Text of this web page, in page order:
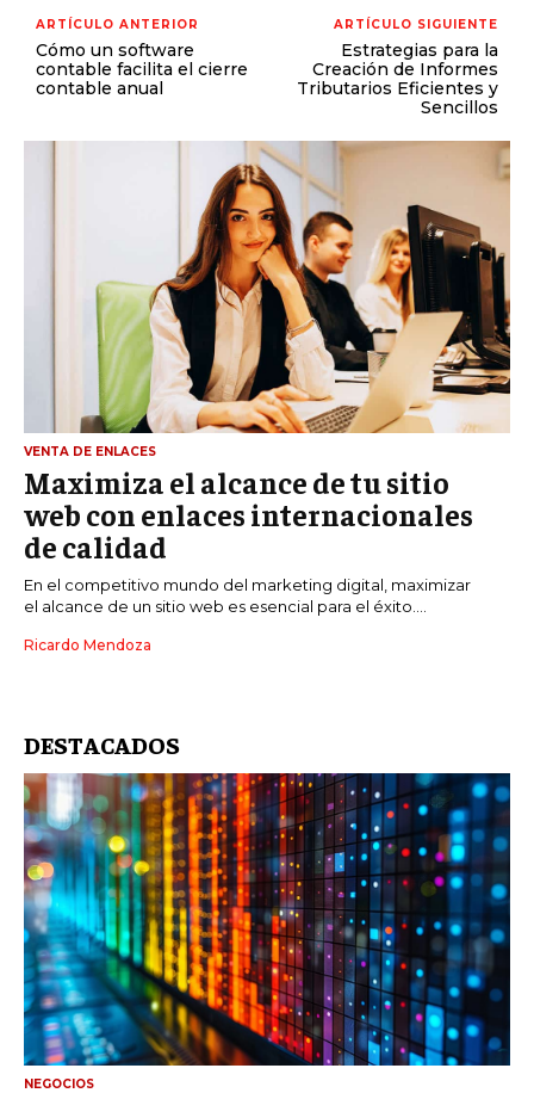
ARTÍCULO ANTERIOR
Cómo un software
contable facilita el cierre
contable anual
ARTÍCULO SIGUIENTE
Estrategias para la
Creación de Informes
Tributarios Eficientes y
Sencillos
VENTA DE ENLACES
Maximiza el alcance de tu sitio
web con enlaces internacionales
de calidad
En el competitivo mundo del marketing digital, maximizar
el alcance de un sitio web es esencial para el éxito....
Ricardo Mendoza
DESTACADOS
NEGOCIOS